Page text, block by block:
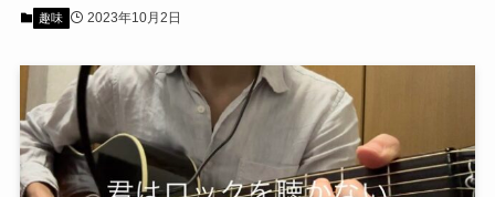
趣味 2023年10月2日